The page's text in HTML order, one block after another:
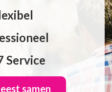
Service
samen